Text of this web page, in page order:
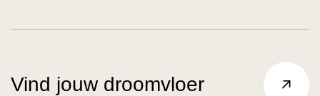
Vind jouw droomvloer